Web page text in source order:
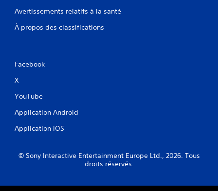
Avertissements relatifs à la santé
À propos des classifications
Facebook
X
YouTube
Application Android
Application iOS
© Sony Interactive Entertainment Europe Ltd., 2026. Tous
droits réservés.